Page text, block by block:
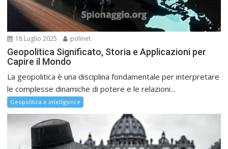
18 Luglio 2025 polinet
Geopolitica Significato, Storia e Applicazioni per
Capire il Mondo
La geopolitica è una disciplina fondamentale per interpretare
le complesse dinamiche di potere e le relazioni...
Geopolitica e intelligence